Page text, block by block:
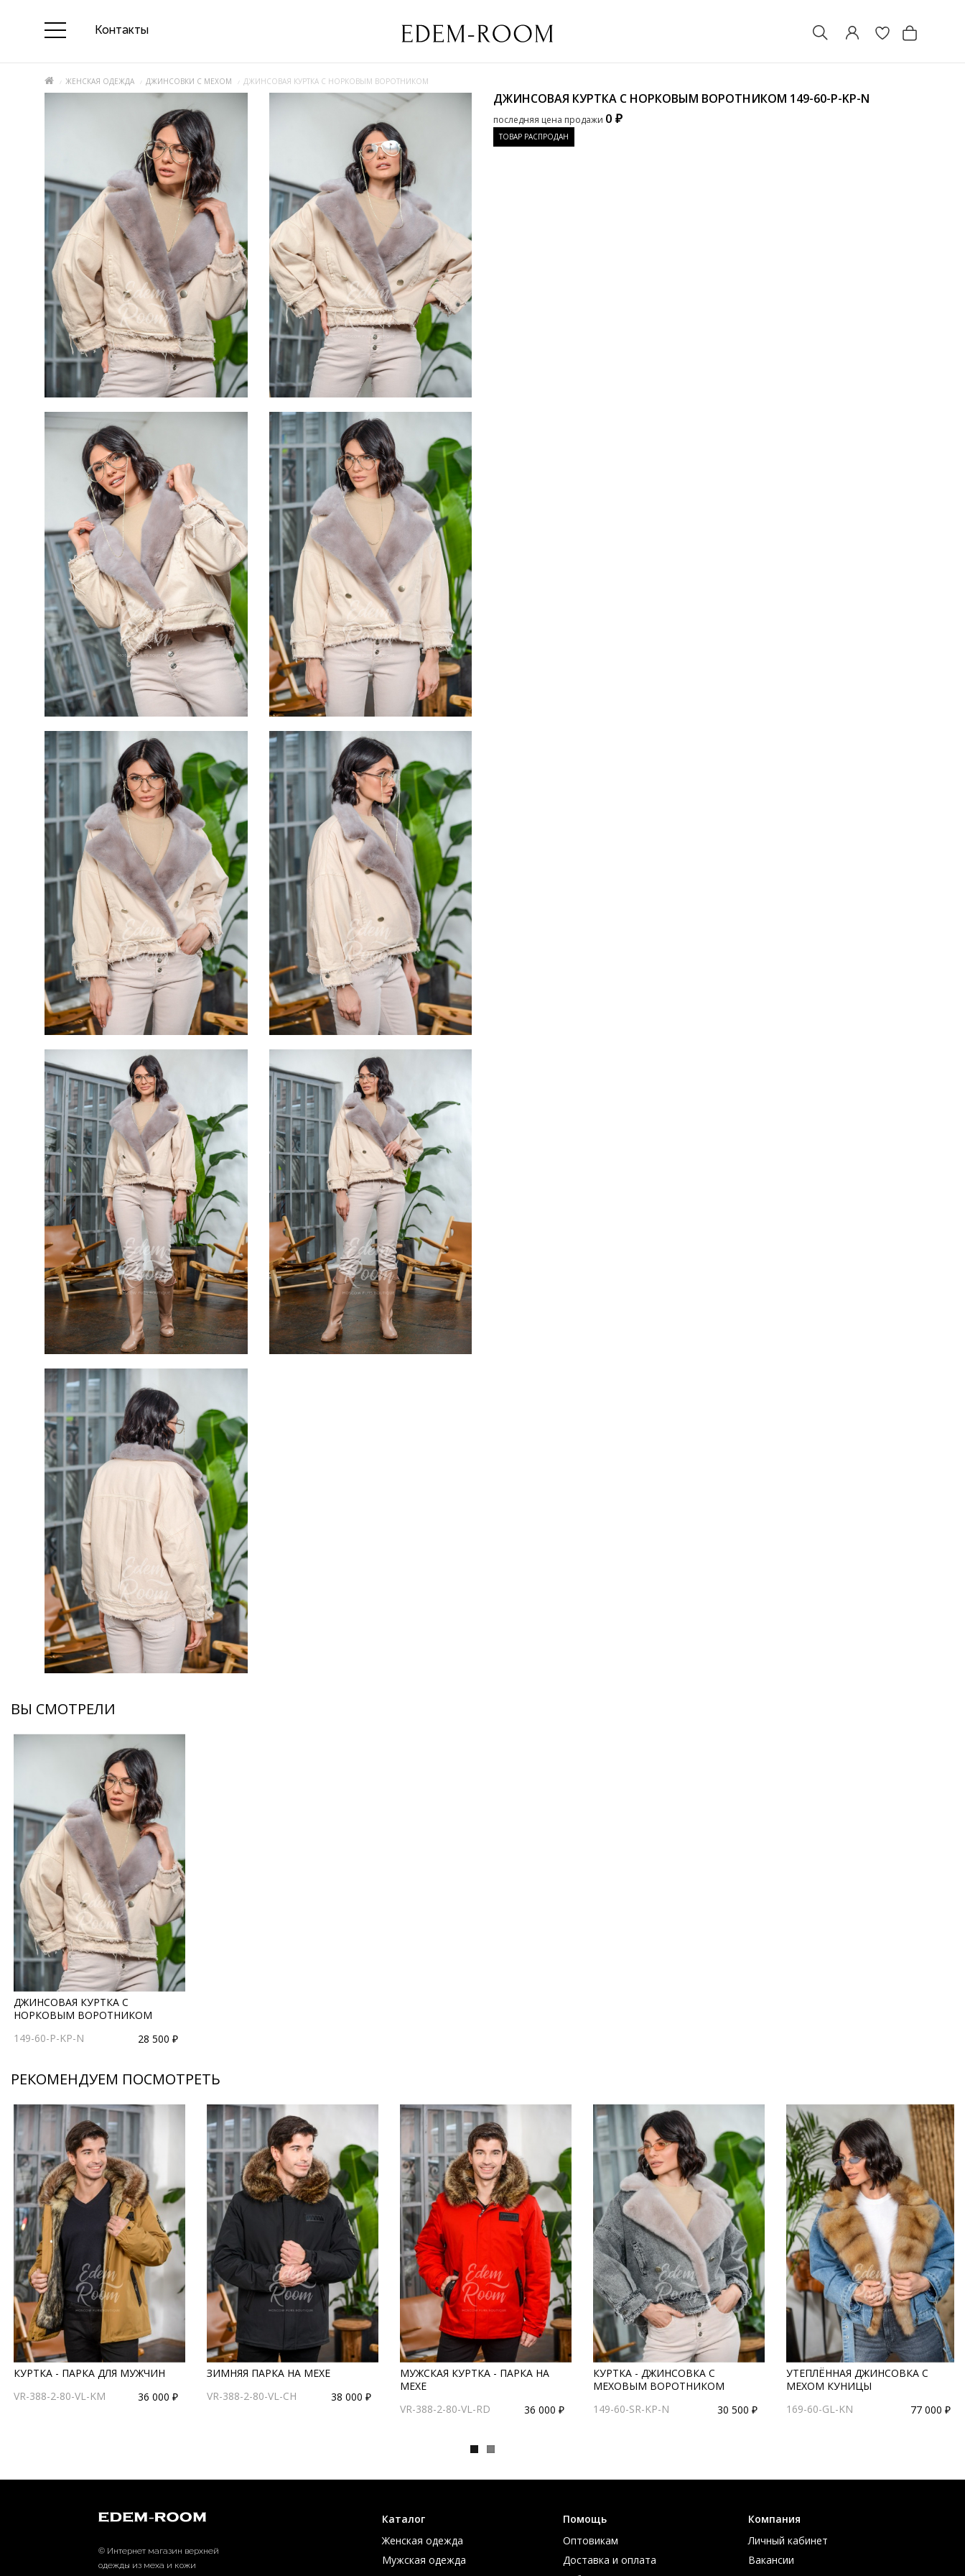
Контакты
ЖЕНСКАЯ ОДЕЖДА ДЖИНСОВКИ С МЕХОМ ДЖИНСОВАЯ КУРТКА С НОРКОВЫМ ВОРОТНИКОМ
ДЖИНСОВАЯ КУРТКА С НОРКОВЫМ ВОРОТНИКОМ 149-60-P-KP-N
последняя цена продажи 0 ₽
ТОВАР РАСПРОДАН
ВЫ СМОТРЕЛИ
ДЖИНСОВАЯ КУРТКА С
НОРКОВЫМ ВОРОТНИКОМ
149-60-P-KP-N
28 500 ₽
РЕКОМЕНДУЕМ ПОСМОТРЕТЬ
КУРТКА - ПАРКА ДЛЯ МУЖЧИН
VR-388-2-80-VL-KM
36 000 ₽
ЗИМНЯЯ ПАРКА НА МЕХЕ
VR-388-2-80-VL-CH
38 000 ₽
МУЖСКАЯ КУРТКА - ПАРКА НА
МЕХЕ
VR-388-2-80-VL-RD
36 000 ₽
КУРТКА - ДЖИНСОВКА С
МЕХОВЫМ ВОРОТНИКОМ
149-60-SR-KP-N
30 500 ₽
УТЕПЛЁННАЯ ДЖИНСОВКА С
МЕХОМ КУНИЦЫ
169-60-GL-KN
77 000 ₽
© Интернет магазин верхней
одежды из меха и кожи
Каталог
Женская одежда
Мужская одежда
Помощь
Оптовикам
Доставка и оплата
Компания
Личный кабинет
Вакансии